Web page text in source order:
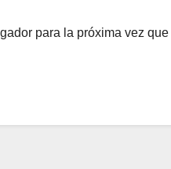
para la próxima vez que